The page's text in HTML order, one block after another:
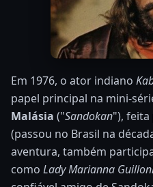
Em 1976, o ator indiano
papel principal na mini-
Malásia ("Sandokan"), feita
(passou no Brasil na
aventura, também
como Lady Marianna